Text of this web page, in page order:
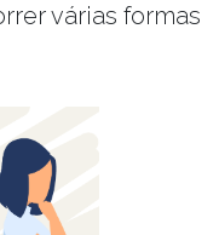
várias formas